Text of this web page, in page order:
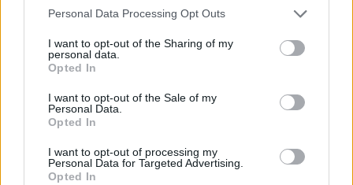
Personal Data Processing Opt Outs
I want to opt-out of the Sharing of my
personal data.
Opted In
I want to opt-out of the Sale of my
Personal Data.
Opted In
I want to opt-out of processing my
Personal Data for Targeted Advertising.
Opted In
PARAPOLITIKA NEWSROOM
Χριστουγεννιάτικο τραπέζι: Χωρίς
πρόβλημα επάρκειας τα κρεοπωλεία για
τις γιορτές - Το προϊόν που "τσίμπησε" η
τιμή του (Βίντεο)
Αποδέχομαι τους
και την πολιτική απορρήτου